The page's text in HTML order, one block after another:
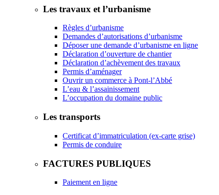
Les travaux et l’urbanisme
Règles d’urbanisme
Demandes d’autorisations d’urbanisme
Déposer une demande d’urbanisme en ligne
Déclaration d’ouverture de chantier
Déclaration d’achèvement des travaux
Permis d’aménager
Ouvrir un commerce à Pont-l’Abbé
L’eau & l’assainissement
L’occupation du domaine public
Les transports
Certificat d’immatriculation (ex-carte grise)
Permis de conduire
FACTURES PUBLIQUES
Paiement en ligne